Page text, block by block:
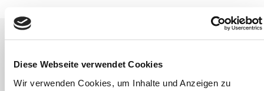
Diese Webseite verwendet Cookies
Wir verwenden Cookies, um Inhalte und Anzeigen zu